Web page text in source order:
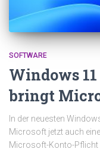
SOFTWARE
Windows
bringt
In der neuesten
Microsoft jetzt auch
Microsoft-Konto-Pflicht